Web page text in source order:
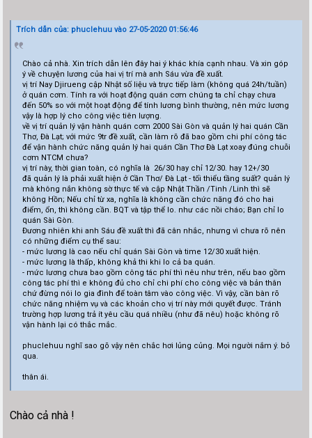
Trích dẫn của: phuclehuu vào 27-05-2020 01:56:46
Chào cả nhà. Xin trích dẫn lên đây hai ý khác khía cạnh nhau. Và xin góp
ý về chuyện lương của hai vị trí mà anh Sáu vừa đề xuất.
vị trí Nay Djirueng cập Nhật số liệu và trực tiếp làm (không quá 24h/tuần)
ở quán cơm. Tính ra với hoạt động quán cơm chúng ta chỉ chạy chưa
đến 50% so với một hoạt động để tính lương bình thường, nên mức lương
vậy là hợp lý cho công việc tiên lượng.
về vị trí quản lý vận hành quán cơm 2000 Sài Gòn và quản lý hai quán Cần
Thơ, Đà Lạt; với mức 9tr đề xuất, cần làm rõ đã bao gồm chi phí công tác
để vận hành chức năng quản lý hai quán Cần Thơ Đà Lạt xoay đúng chuỗi
cơm NTCM chưa?
vị trí này, thời gian toàn, có nghĩa là 26/30 hay chỉ 12/30. hay 12+/30
đã quản lý là phải xuất hiện ở Cần Thơ/ Đà Lạt - tối thiểu tầng suất? quản lý
mà không nắn không sờ thực tế và cập Nhật Thần /Tinh /Linh thì sẽ
không Hồn; Nếu chỉ từ xa, nghĩa là không cần chức năng đó cho hai
điểm, ổn, thì không cần. BQT và tập thể lo. như các nồi cháo; Bạn chỉ lo
quán Sài Gòn.
Đương nhiên khi anh Sáu đề xuất thì đã cân nhắc, nhưng vì chưa rõ nên
có những điểm cụ thể sau:
- mức lương là cao nếu chỉ quán Sài Gòn và time 12/30 xuất hiện.
- mức lương là thấp, không khả thi khi lo cả ba quán.
- mức lương chưa bao gồm công tác phí thì nêu như trên, nếu bao gồm
công tác phí thì e không đủ cho chỉ chi phí cho công việc và bản thân
chứ đừng nói lo gia đình để toàn tâm vào công việc. Vì vậy, cần bàn rõ
chức năng nhiệm vụ và các khoản cho vị trí này mới quyết được. Tránh
trường hợp lương trả ít yêu cầu quá nhiều (như đã nêu) hoặc không rõ
vận hành lại có thắc mắc.
phuclehuu nghĩ sao gõ vậy nên chắc hơi lủng củng. Mọi người nắm ý. bỏ
qua.
thân ái.
Chào cả nhà !